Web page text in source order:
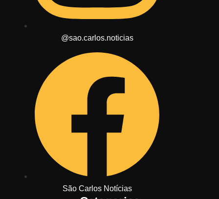
@sao.carlos.noticias
São Carlos Notícias